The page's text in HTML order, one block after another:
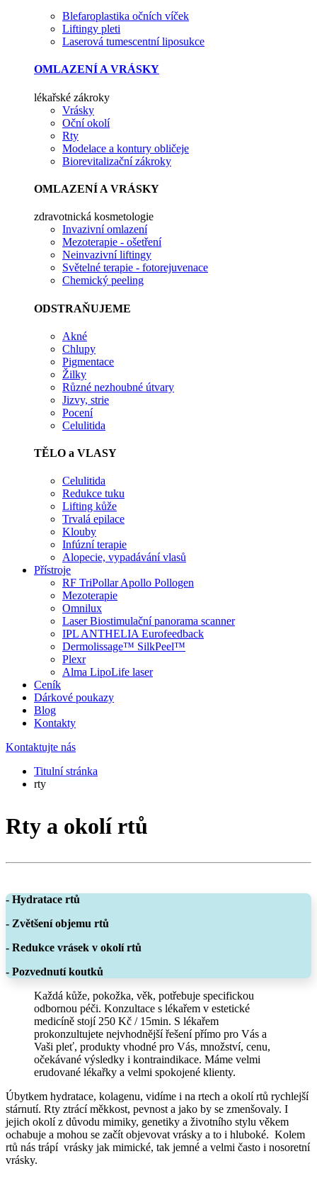
Blefaroplastika očních víček
Liftingy pleti
Laserová tumescentní liposukce
OMLAZENÍ A VRÁSKY
lékařské zákroky
Vrásky
Oční okolí
Rty
Modelace a kontury obličeje
Biorevitalizační zákroky
OMLAZENÍ A VRÁSKY
zdravotnická kosmetologie
Invazivní omlazení
Mezoterapie - ošetření
Neinvazivní liftingy
Světelné terapie - fotorejuvenace
Chemický peeling
ODSTRAŇUJEME
Akné
Chlupy
Pigmentace
Žilky
Různé nezhoubné útvary
Jizvy, strie
Pocení
Celulitida
TĚLO a VLASY
Celulitida
Redukce tuku
Lifting kůže
Trvalá epilace
Klouby
Infúzní terapie
Alopecie, vypadávání vlasů
Přístroje
RF TriPollar Apollo Pollogen
Mezoterapie
Omnilux
Laser Biostimulační panorama scanner
IPL ANTHELIA Eurofeedback
Dermolissage™ SilkPeel™
Plexr
Alma LipoLife laser
Ceník
Dárkové poukazy
Blog
Kontakty
Kontaktujte nás
Titulní stránka
rty
Rty a okolí rtů
- Hydratace rtů
- Zvětšení objemu rtů
- Redukce vrásek v okolí rtů
- Pozvednutí koutků
Každá kůže, pokožka, věk, potřebuje specifickou
odbornou péči. Konzultace s lékařem v estetické
medicíně stojí 250 Kč / 15min. S lékařem
prokonzultujete nejvhodnější řešení přímo pro Vás a
Vaši pleť, produkty vhodné pro Vás, množství, cenu,
očekávané výsledky i kontraindikace. Máme velmi
erudované lékařky a velmi spokojené klienty.
Úbytkem hydratace, kolagenu, vidíme i na rtech a okolí rtů rychlejší
stárnutí. Rty ztrácí měkkost, pevnost a jako by se zmenšovaly. I
jejich okolí z důvodu mimiky, genetiky a životního stylu věkem
ochabuje a mohou se začít objevovat vrásky a to i hluboké. Kolem
rtů nás trápí vrásky jak mimické, tak jemné a velmi často i nosoretní
vrásky.